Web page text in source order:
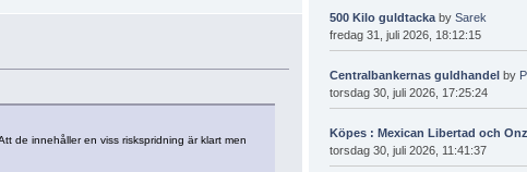
de innehåller en viss riskspridning är klart men
500 Kilo guldtacka bySarek
fredag 31, juli 2026, 18:12:15
Centralbankernas guldhandel by
torsdag 30, juli 2026, 17:25:24
Köpes : Mexican Libertad och
torsdag 30, juli 2026, 11:41:37